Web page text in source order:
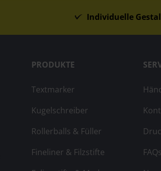
Individuelle
PRODUKTE
Textmarker
Kugelschreiber
Rollerballs & Füller
Fineliner & Filzstifte
FAQs